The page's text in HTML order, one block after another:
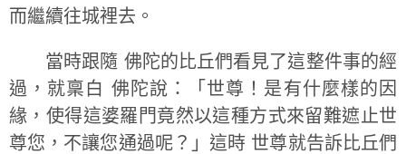
而繼續往城裡去。
當時跟隨 佛陀的比丘們看見了這整件事的經
過，就稟白 佛陀說：
「世尊！是有什麼樣的因
緣，使得這婆羅門竟然以這種方式來留難遮止世
尊您，不讓您通過呢？」 這時 世尊就告訴比丘們